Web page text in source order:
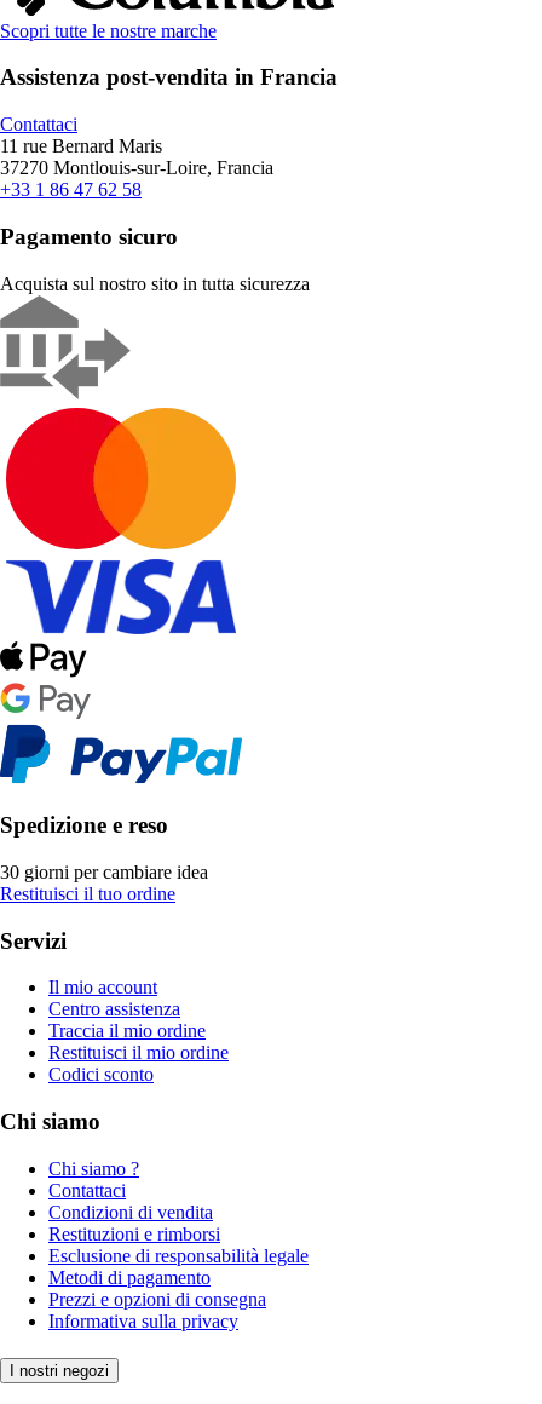
Scopri tutte le nostre marche
Assistenza post-vendita in Francia
Contattaci
11 rue Bernard Maris
37270 Montlouis-sur-Loire, Francia
+33 1 86 47 62 58
Pagamento sicuro
Acquista sul nostro sito in tutta sicurezza
Spedizione e reso
30 giorni per cambiare idea
Restituisci il tuo ordine
Servizi
Il mio account
Centro assistenza
Traccia il mio ordine
Restituisci il mio ordine
Codici sconto
Chi siamo
Chi siamo ?
Contattaci
Condizioni di vendita
Restituzioni e rimborsi
Esclusione di responsabilità legale
Metodi di pagamento
Prezzi e opzioni di consegna
Informativa sulla privacy
I nostri negozi